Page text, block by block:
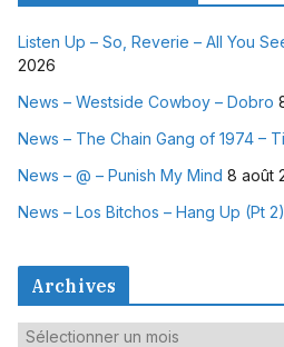
Listen Up – So, Reverie – All You
2026
News – Westside Cowboy – Dobro
News – The Chain Gang of 1974 –
News – @ – Punish My Mind 8 août
News – Los Bitchos – Hang Up (Pt 2)
Archives
A